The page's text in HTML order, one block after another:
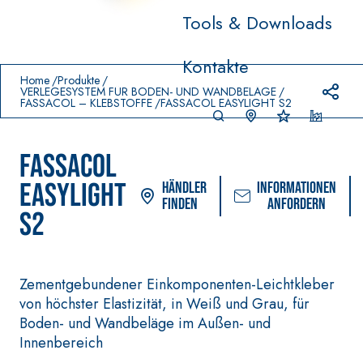
Tools & Downloads
Kontakte
Home Produkte
VERLEGESYSTEM FÜR BODEN- UND WANDBELÄGE
FASSACOL – KLEBSTOFFE FASSACOL EASYLIGHT S2
FASSACOL
EASYLIGHT
S2
Händler
finden
Informationen
anfordern
Zementgebundener Einkomponenten-Leichtkleber
von höchster Elastizität, in Weiß und Grau, für
Boden- und Wandbeläge im Außen- und
Innenbereich
Prodotti in primo piano
VERLEGESYSTEM FÜR
BODEN- UND WANDBELÄGE
AQU
AZIP®
–
WASSERUNDURCHLÄS
SIGE DICHTSTOFFE
FASSACOLOUR
FARBANSTRICHE
SICURA G3